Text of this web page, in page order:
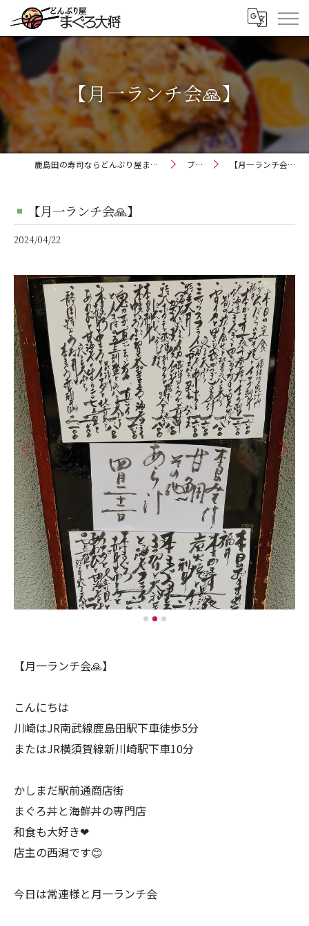
【月一ランチ会🙏】
鹿島田の寿司ならどんぶり屋まぐろ大将 ブログ 【月一ランチ会🙏】
【月一ランチ会🙏】
2024/04/22
【月一ランチ会🙏】
こんにちは
川崎はJR南武線鹿島田駅下車徒歩5分
またはJR横須賀線新川崎駅下車10分
かしまだ駅前通商店街
まぐろ丼と海鮮丼の専門店
和食も大好き❤
店主の西潟です😊
今日は常連様と月一ランチ会